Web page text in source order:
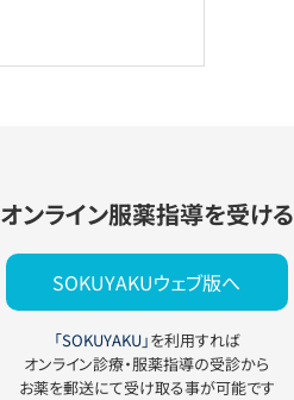
オンライン服薬指導を受ける
SOKUYAKUウェブ版へ
「SOKUYAKU」を利用すれば
オンライン診療・服薬指導の受診から
お薬を郵送にて受け取る事が可能です